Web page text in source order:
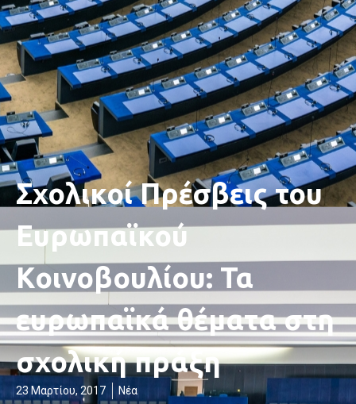
Σχολικοί Πρέσβεις του
Ευρωπαϊκού
Κοινοβουλίου: Τα
ευρωπαϊκά θέματα στη
σχολική πράξη
23 Μαρτίου, 2017 Νέα